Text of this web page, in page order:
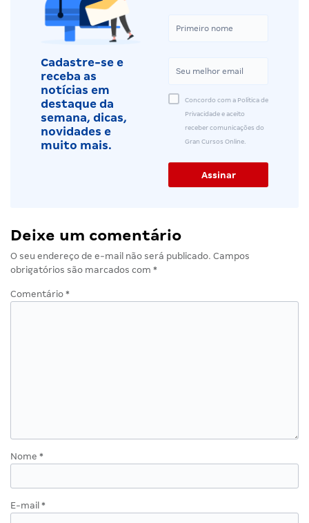
Cadastre-se e
receba as
notícias em
destaque da
semana, dicas,
novidades e
muito mais.
Concordo com a Política de
Privacidade e aceito
receber comunicações do
Gran Cursos Online.
Deixe um comentário
O seu endereço de e-mail não será publicado. Campos
obrigatórios são marcados com *
Comentário *
Nome *
E-mail *